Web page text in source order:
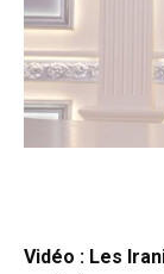
Vidéo : Les